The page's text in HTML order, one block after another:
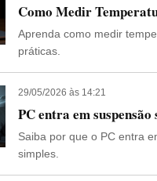
Como Medir
Aprenda como medir
práticas.
29/05/2026 às 14:21
PC entra em
Saiba por que o PC entra
simples.